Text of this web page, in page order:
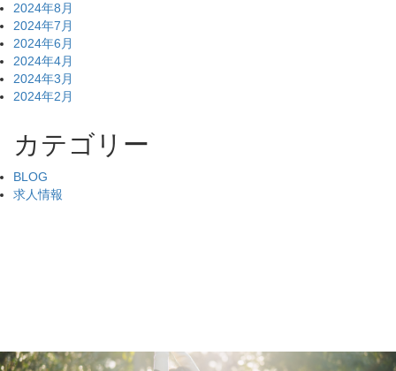
2024年8月
2024年7月
2024年6月
2024年4月
2024年3月
2024年2月
カテゴリー
BLOG
求人情報